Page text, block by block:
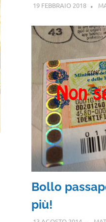
19 FEBBRAIO 2018
Bollo
più!